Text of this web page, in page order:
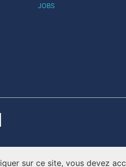
JOBS
sur ce site, vous devez